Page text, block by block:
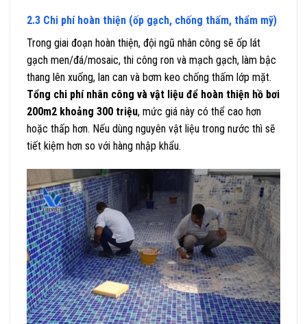
2.3 Chi phí hoàn thiện (ốp gạch, chống thấm, thẩm mỹ)
Trong giai đoạn hoàn thiện, đội ngũ nhân công sẽ ốp lát
gạch men/đá/mosaic, thi công ron và mạch gạch, làm bậc
thang lên xuống, lan can và bơm keo chống thấm lớp mặt.
Tổng chi phí nhân công và vật liệu để hoàn thiện hồ bơi
200m2 khoảng 300 triệu, mức giá này có thể cao hơn
hoặc thấp hơn. Nếu dùng nguyên vật liệu trong nước thì sẽ
tiết kiệm hơn so với hàng nhập khẩu.